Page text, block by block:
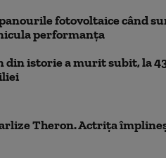
fotovoltaice când
performanța
din istorie a murit subit, la
Theron. Actrița